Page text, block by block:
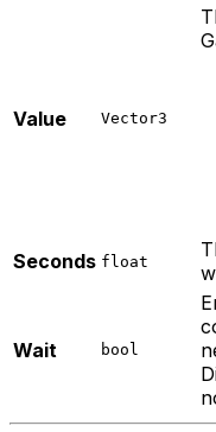
Value Vector3
Seconds float
Wait bool